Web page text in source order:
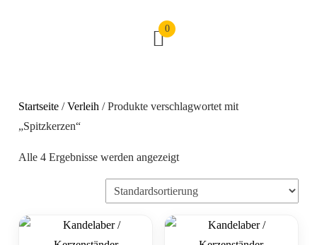
0
Startseite /Verleih / Produkte verschlagwortet mit
„Spitzkerzen“
Alle 4 Ergebnisse werden angezeigt